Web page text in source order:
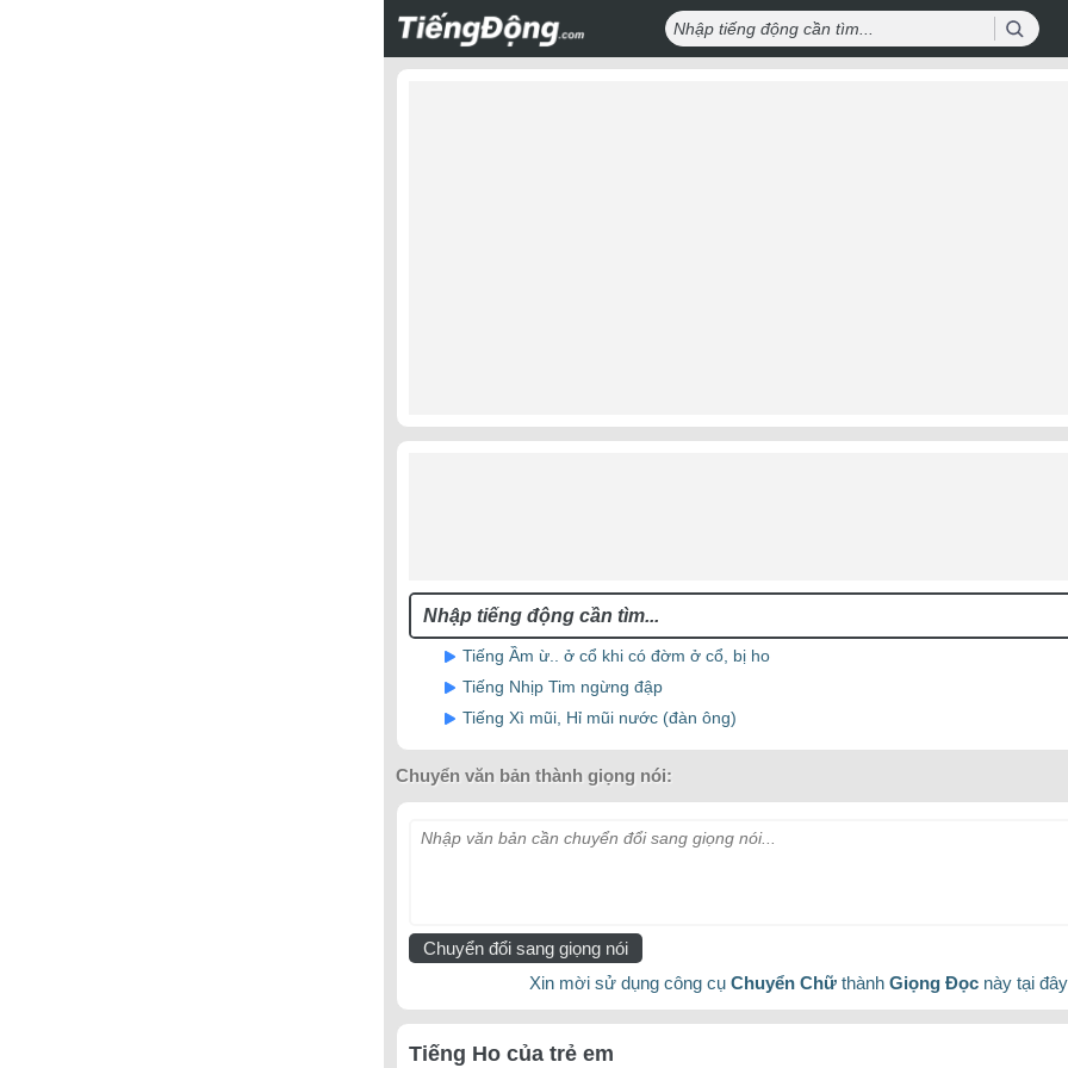
Tiếng Ầm ừ.. ở cổ khi có đờm ở cổ, bị ho
Tiếng Nhịp Tim ngừng đập
Tiếng Xì mũi, Hỉ mũi nước (đàn ông)
Chuyển văn bản thành giọng nói:
Nhập văn bản cần chuyển đổi sang giọng nói...
Chuyển đổi sang giọng nói
Xin mời sử dụng công cụ Chuyển Chữ thành Giọng Đọc này tại
Tiếng Ho của trẻ em